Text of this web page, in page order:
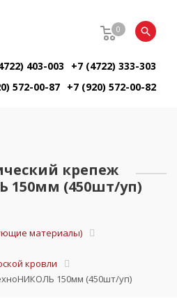
0
403-003
+7 (4722) 333-303
572-00-87 +7 (920) 572-00-82
крепеж
150мм (450шт/уп)
материалы)
кровли
150мм (450шт/уп)